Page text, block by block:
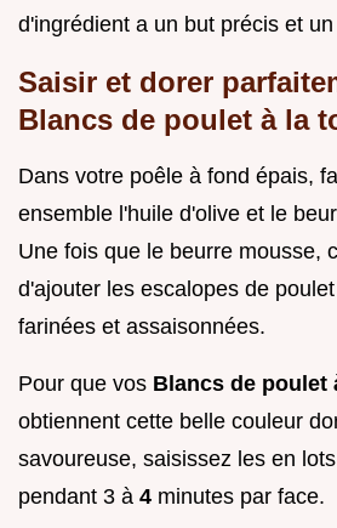
d'ingrédient a un but précis et
Saisir et dorer
Blancs de poulet à la
Dans votre poêle à fond épais,
ensemble l'huile d'olive et le
Une fois que le beurre mousse,
d'ajouter les escalopes de
farinées et assaisonnées.
Pour que vos Blancs de poulet
obtiennent cette belle couleur
savoureuse, saisissez les en
pendant 3 à 4 minutes par face.